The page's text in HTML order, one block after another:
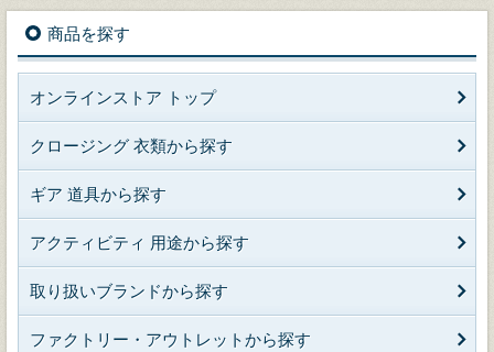
商品を探す
オンラインストア トップ
クロージング 衣類から探す
ギア 道具から探す
アクティビティ 用途から探す
取り扱いブランドから探す
ファクトリー・アウトレットから探す